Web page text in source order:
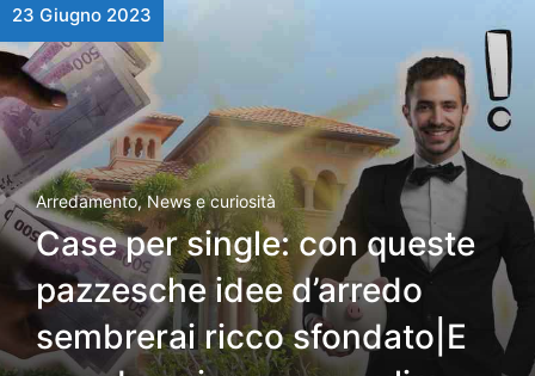
23 Giugno 2023
Arredamento,News e curiosità
Case per single: con queste
pazzesche idee d’arredo
sembrerai ricco sfondato|E